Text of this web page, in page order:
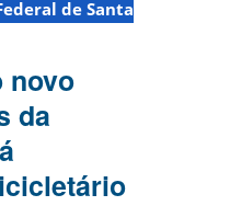
de Santa
novo
da